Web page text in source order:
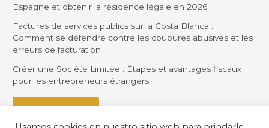
Espagne et obtenir la résidence légale en 2026
Factures de services publics sur la Costa Blanca :
Comment se défendre contre les coupures abusives et les
erreurs de facturation
Créer une Société Limitée : Étapes et avantages fiscaux
pour les entrepreneurs étrangers
CONTACTAR